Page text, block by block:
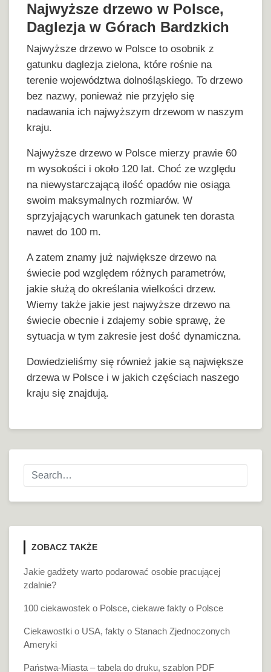
Najwyższe drzewo w Polsce,
Daglezja w Górach Bardzkich
Najwyższe drzewo w Polsce to osobnik z
gatunku daglezja zielona, które rośnie na
terenie województwa dolnośląskiego. To drzewo
bez nazwy, ponieważ nie przyjęło się
nadawania ich najwyższym drzewom w naszym
kraju.
Najwyższe drzewo w Polsce mierzy prawie 60
m wysokości i około 120 lat. Choć ze względu
na niewystarczającą ilość opadów nie osiąga
swoim maksymalnych rozmiarów. W
sprzyjających warunkach gatunek ten dorasta
nawet do 100 m.
A zatem znamy już największe drzewo na
świecie pod względem różnych parametrów,
jakie służą do określania wielkości drzew.
Wiemy także jakie jest najwyższe drzewo na
świecie obecnie i zdajemy sobie sprawę, że
sytuacja w tym zakresie jest dość dynamiczna.
Dowiedzieliśmy się również jakie są największe
drzewa w Polsce i w jakich częściach naszego
kraju się znajdują.
ZOBACZ TAKŻE
Jakie gadżety warto podarować osobie pracującej
zdalnie?
100 ciekawostek o Polsce, ciekawe fakty o Polsce
Ciekawostki o USA, fakty o Stanach Zjednoczonych
Ameryki
Państwa-Miasta – tabela do druku, szablon PDF